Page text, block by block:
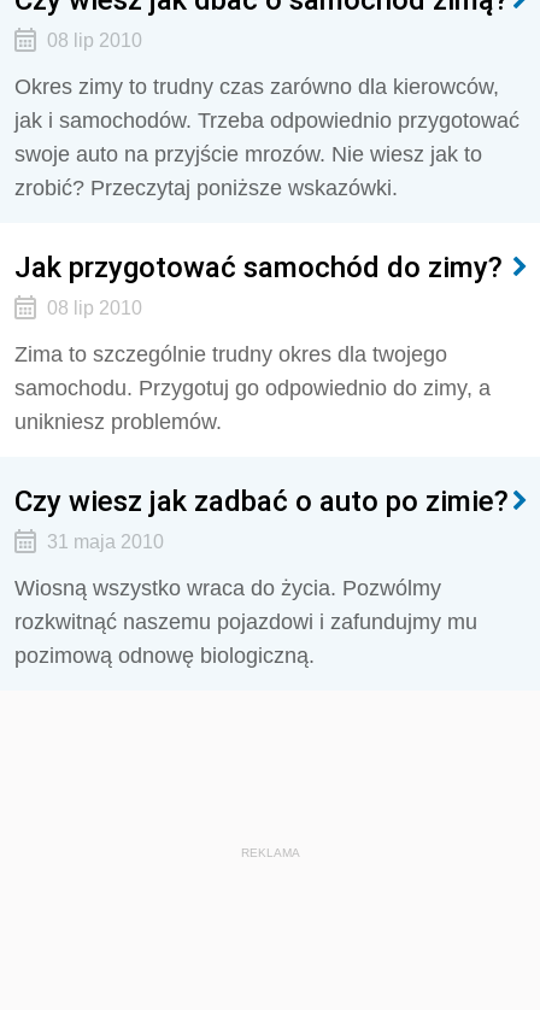
08 lip 2010
Okres zimy to trudny czas zarówno dla kierowców,
jak i samochodów. Trzeba odpowiednio przygotować
swoje auto na przyjście mrozów. Nie wiesz jak to
zrobić? Przeczytaj poniższe wskazówki.
Jak przygotować samochód do zimy?
08 lip 2010
Zima to szczególnie trudny okres dla twojego
samochodu. Przygotuj go odpowiednio do zimy, a
unikniesz problemów.
Czy wiesz jak zadbać o auto po zimie?
31 maja 2010
Wiosną wszystko wraca do życia. Pozwólmy
rozkwitnąć naszemu pojazdowi i zafundujmy mu
pozimową odnowę biologiczną.
REKLAMA